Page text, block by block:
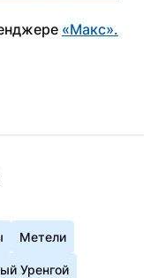
«Макс».
Метели
Уренгой